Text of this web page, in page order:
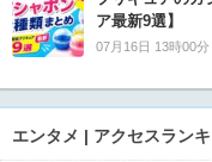
ア最新9選】
07月16日 13時00分
エンタメ | アクセスラン